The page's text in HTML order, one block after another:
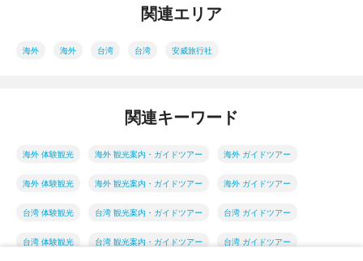
関連エリア
海外 海外 台湾 台湾 安威旅行社
関連キーワード
海外 体験観光 海外 観光案内・ガイドツアー 海外 ガイドツアー
海外 体験観光 海外 観光案内・ガイドツアー 海外 ガイドツアー
台湾 体験観光 台湾 観光案内・ガイドツアー 台湾 ガイドツアー
台湾 体験観光 台湾 観光案内・ガイドツアー 台湾 ガイドツアー